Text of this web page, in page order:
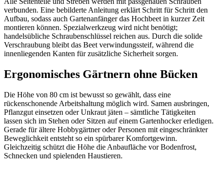
verbunden. Eine bebilderte Anleitung erklärt Schritt für Schritt den
Aufbau, sodass auch Gartenanfänger das Hochbeet in kurzer Zeit
montieren können. Spezialwerkzeug wird nicht benötigt;
handelsübliche Schraubenschlüssel reichen aus. Durch die solide
Verschraubung bleibt das Beet verwindungssteif, während die
innenliegenden Kanten für zusätzliche Sicherheit sorgen.
Ergonomisches Gärtnern ohne Bücken
Die Höhe von 80 cm ist bewusst so gewählt, dass eine
rückenschonende Arbeitshaltung möglich wird. Samen ausbringen,
Pflanzgut einsetzen oder Unkraut jäten – sämtliche Tätigkeiten
lassen sich im Stehen oder Sitzen auf einem Gartenhocker erledigen.
Gerade für ältere Hobbygärtner oder Personen mit eingeschränkter
Beweglichkeit entsteht so ein spürbarer Komfortgewinn.
Gleichzeitig schützt die Höhe die Anbaufläche vor Bodenfrost,
Schnecken und spielenden Haustieren.